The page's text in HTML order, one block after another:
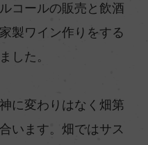
コールの販売と飲酒
製ワイン作りをする
した。
に変わりはなく畑第
います。畑ではサス